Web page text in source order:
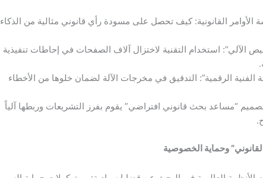
الأوامر القانونية: كيف تحصل على مسودة رأي قانوني مثالية من الذكاء
الآلي”: استخدام التقنية لاختزال آلاف الصفحات في إحاطات تنفيذية
الفنية الرقمية”: التدقيق في مخرجات الآلة لضمان خلوها من الأخطاء
“مساعد بحث قانوني افتراضي” يقوم بفرز التشريعات وربطها آلياً
وحماية الخصوصية